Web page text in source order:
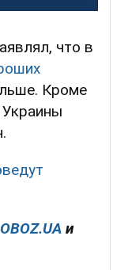
что в
Кроме
OBOZ.UA и